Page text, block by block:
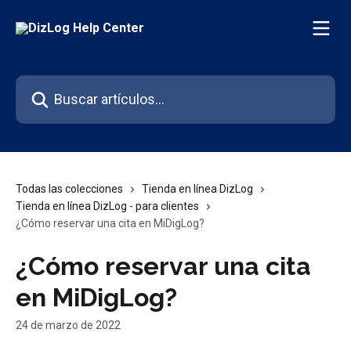
Buscar artículos...
Todas las colecciones
Tienda en línea DizLog
Tienda en línea DizLog - para clientes
¿Cómo reservar una cita en MiDigLog?
¿Cómo reservar una cita
en MiDigLog?
24 de marzo de 2022